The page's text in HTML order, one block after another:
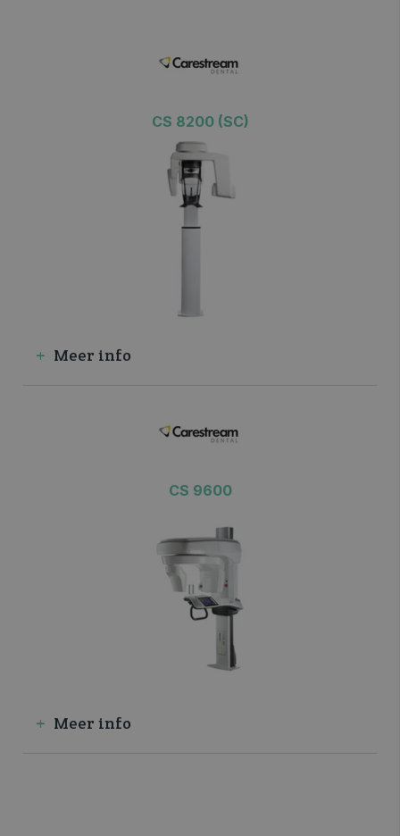
>> VRAAG INFO / OFFERTE
CS 8200 (SC)
Meer info
CS 9600
Meer info